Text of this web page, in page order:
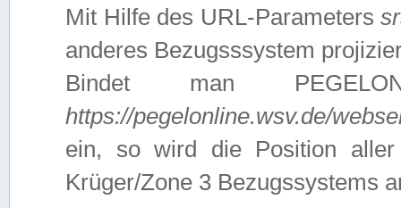
Mit Hilfe des URL-Parameters
anderes Bezugsssystem
Bindet man
https://pegelonline.wsv.de/
ein, so wird die Position
Krüger/Zone 3 Bezugssystems